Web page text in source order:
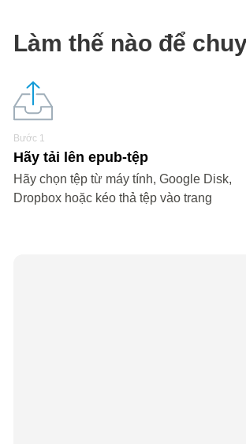
Làm thế nào để
Bước 1
Hãy tải lên epub-tệp
Hãy chọn tệp từ máy tính, Google Disk,
Dropbox hoặc kéo thả tệp vào trang